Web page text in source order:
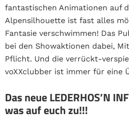
fantastischen Animationen auf
Alpensilhouette ist fast alles
Fantasie verschwimmen! Das
bei den Showaktionen dabei,
Pflicht. Und die verrückt-
voXXclubber ist immer für eine
Das neue LEDERHOS’N
was auf euch zu!!!